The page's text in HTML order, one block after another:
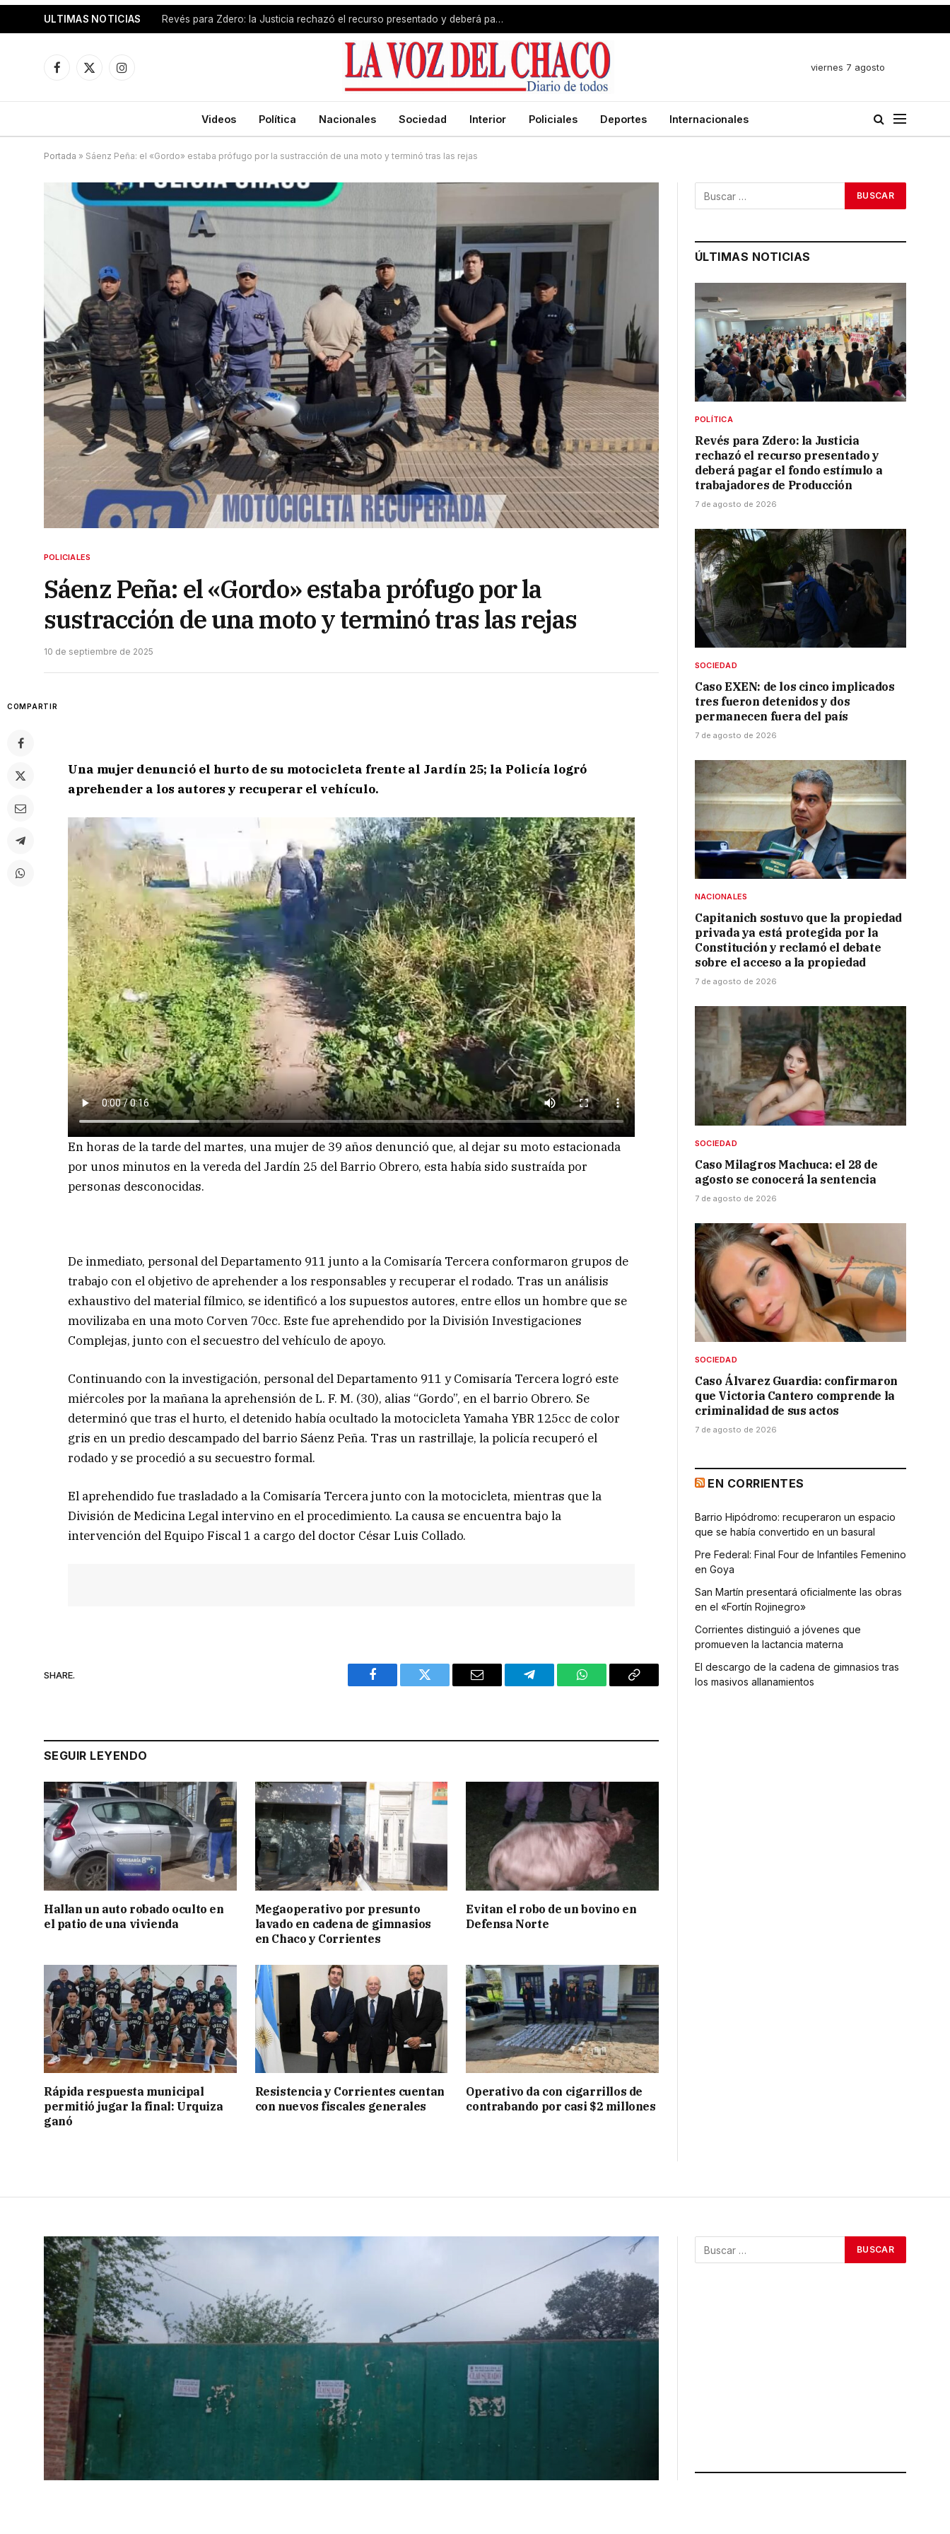
ULTIMAS NOTICIAS Revés para Zdero: la Justicia rechazó el recurso presentado y deberá pagar el fondo estímulo a trabajadores de Producción
Facebook
X
Instagram
viernes 7 agosto
Videos Política Nacionales Sociedad Interior Policiales Deportes Internacionales
Portada » Sáenz Peña: el «Gordo» estaba prófugo por la sustracción de una moto y terminó tras las rejas
POLICIALES
Sáenz Peña: el «Gordo» estaba prófugo por la
sustracción de una moto y terminó tras las rejas
10 de septiembre de 2025
COMPARTIR
Una mujer denunció el hurto de su motocicleta frente al Jardín 25; la Policía logró
aprehender a los autores y recuperar el vehículo.
En horas de la tarde del martes, una mujer de 39 años denunció que, al dejar su moto estacionada
por unos minutos en la vereda del Jardín 25 del Barrio Obrero, esta había sido sustraída por
personas desconocidas.
De inmediato, personal del Departamento 911 junto a la Comisaría Tercera conformaron grupos de
trabajo con el objetivo de aprehender a los responsables y recuperar el rodado. Tras un análisis
exhaustivo del material fílmico, se identificó a los supuestos autores, entre ellos un hombre que se
movilizaba en una moto Corven 70cc. Este fue aprehendido por la División Investigaciones
Complejas, junto con el secuestro del vehículo de apoyo.
Continuando con la investigación, personal del Departamento 911 y Comisaría Tercera logró este
miércoles por la mañana la aprehensión de L. F. M. (30), alias “Gordo”, en el barrio Obrero. Se
determinó que tras el hurto, el detenido había ocultado la motocicleta Yamaha YBR 125cc de color
gris en un predio descampado del barrio Sáenz Peña. Tras un rastrillaje, la policía recuperó el
rodado y se procedió a su secuestro formal.
El aprehendido fue trasladado a la Comisaría Tercera junto con la motocicleta, mientras que la
División de Medicina Legal intervino en el procedimiento. La causa se encuentra bajo la
intervención del Equipo Fiscal 1 a cargo del doctor César Luis Collado.
SHARE.
Facebook Twitter Email Telegram WhatsAppCopy
SEGUIR LEYENDO
Hallan un auto robado oculto en
el patio de una vivienda
Megaoperativo por presunto
lavado en cadena de gimnasios
en Chaco y Corrientes
Evitan el robo de un bovino en
Defensa Norte
Rápida respuesta municipal
permitió jugar la final: Urquiza
ganó
Resistencia y Corrientes cuentan
con nuevos fiscales generales
Operativo da con cigarrillos de
contrabando por casi $2 millones
ÚLTIMAS NOTICIAS
POLÍTICA
Revés para Zdero: la Justicia
rechazó el recurso presentado y
deberá pagar el fondo estímulo a
trabajadores de Producción
7 de agosto de 2026
SOCIEDAD
Caso EXEN: de los cinco implicados
tres fueron detenidos y dos
permanecen fuera del país
7 de agosto de 2026
NACIONALES
Capitanich sostuvo que la propiedad
privada ya está protegida por la
Constitución y reclamó el debate
sobre el acceso a la propiedad
7 de agosto de 2026
SOCIEDAD
Caso Milagros Machuca: el 28 de
agosto se conocerá la sentencia
7 de agosto de 2026
SOCIEDAD
Caso Álvarez Guardia: confirmaron
que Victoria Cantero comprende la
criminalidad de sus actos
7 de agosto de 2026
EN CORRIENTES
Barrio Hipódromo: recuperaron un espacio
que se había convertido en un basural
Pre Federal: Final Four de Infantiles Femenino
en Goya
San Martín presentará oficialmente las obras
en el «Fortín Rojinegro»
Corrientes distinguió a jóvenes que
promueven la lactancia materna
El descargo de la cadena de gimnasios tras
los masivos allanamientos